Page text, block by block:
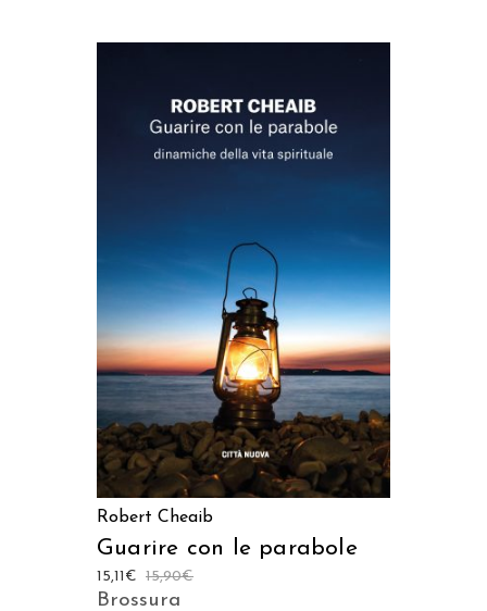
AGGIUNGI AL CARRELLO
Robert Cheaib
Guarire con le parabole
15,90€
15,11 €
Brossura